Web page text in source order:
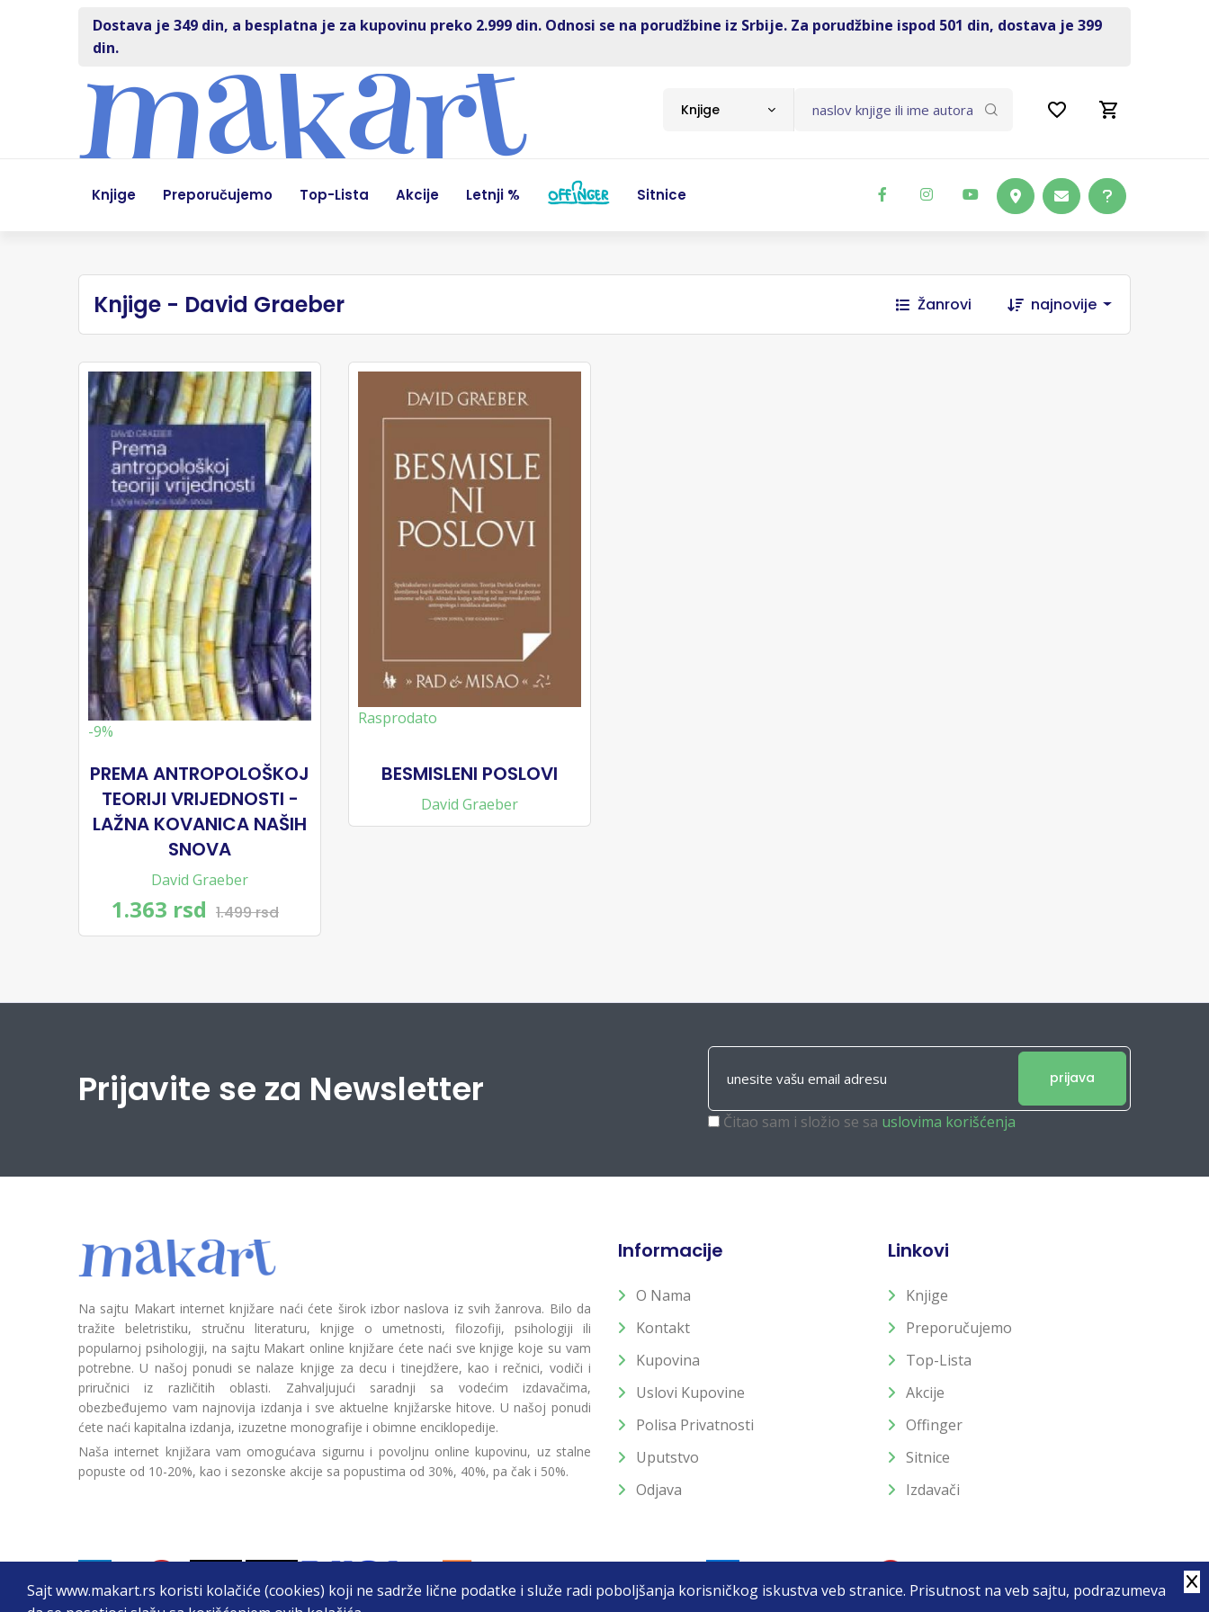
Sajt www.makart.rs koristi kolačiće (cookies) koji ne sadrže lične podatke i služe radi poboljšanja korisničkog iskustva veb stranice. Prisutnost na veb sajtu, podrazumeva
Dostava je 349 din, a besplatna je za kupovinu preko 2.999 din. Odnosi se na porudžbine iz Srbije. Za porudžbine ispod 501 din, dostava je 399
din.
Knjige
Knjige Preporučujemo Top-Lista Akcije Letnji % Sitnice
Knjige - David Graeber Žanrovi najnovije
-9%
PREMA ANTROPOLOŠKOJ
TEORIJI VRIJEDNOSTI -
LAŽNA KOVANICA NAŠIH
SNOVA
David Graeber
1.363 rsd 1.499 rsd
Rasprodato
BESMISLENI POSLOVI
David Graeber
Prijavite se za Newsletter prijava
Čitao sam i složio se sa uslovima korišćenja
Na sajtu Makart internet knjižare naći ćete širok izbor naslova iz svih žanrova. Bilo da
tražite beletristiku, stručnu literaturu, knjige o umetnosti, filozofiji, psihologiji ili
popularnoj psihologiji, na sajtu Makart online knjižare ćete naći sve knjige koje su vam
potrebne. U našoj ponudi se nalaze knjige za decu i tinejdžere, kao i rečnici, vodiči i
priručnici iz različitih oblasti. Zahvaljujući saradnji sa vodećim izdavačima,
obezbeđujemo vam najnovija izdanja i sve aktuelne knjižarske hitove. U našoj ponudi
ćete naći kapitalna izdanja, izuzetne monografije i obimne enciklopedije.
Naša internet knjižara vam omogućava sigurnu i povoljnu online kupovinu, uz stalne
popuste od 10-20%, kao i sezonske akcije sa popustima od 30%, 40%, pa čak i 50%.
Informacije
O Nama
Kontakt
Kupovina
Uslovi Kupovine
Polisa Privatnosti
Uputstvo
Odjava
Linkovi
Knjige
Preporučujemo
Top-Lista
Akcije
Offinger
Sitnice
Izdavači